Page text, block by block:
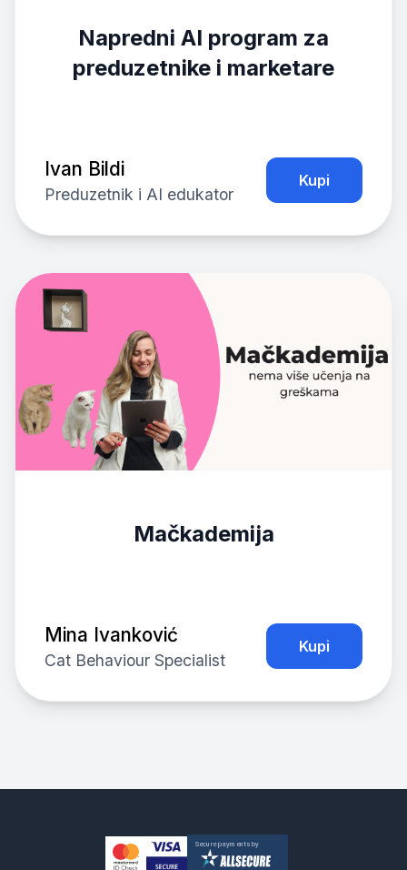
Napredni AI program za
preduzetnike i marketare
Ivan Bildi
Preduzetnik i AI edukator
Kupi
Mačkademija
Mina Ivanković
Cat Behaviour Specialist
Kupi